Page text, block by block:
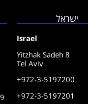
ישראל
Israel
Yitzhak Sadeh 8
Tel Aviv
+972-3-5197200
+972-3-5197201